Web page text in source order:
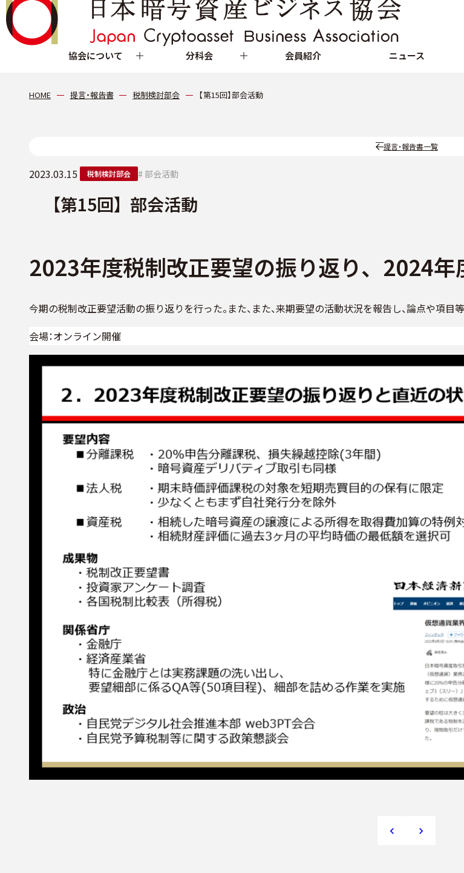
協会について 分科会 会員紹介 ニュース
HOME 提言・報告書 税制検討部会 【第15回】部会活動
提言・報告書一覧
2023.03.15 税制検討部会 # 部会活動
【第15回】部会活動
2023年度税制改正要望の振り返り、2024
今期の税制改正要望活動の振り返りを行った。また、また、来期要望の活動状況を報告し、論点や
会場：オンライン開催